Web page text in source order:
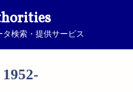
検索・提供サービス